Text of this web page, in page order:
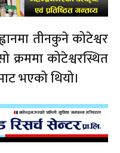
तीनकुने कोटेश्वर
क्रममा कोटेश्वरस्थित
भएको थियो।